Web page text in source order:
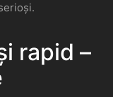
rapid –